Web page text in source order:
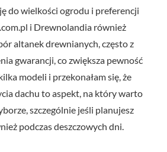
do wielkości ogrodu i preferencji
i Drewnolandia również
altanek drewnianych, często z
gwarancji, co zwiększa pewność
modeli i przekonałam się, że
dachu to aspekt, na który warto
szczególnie jeśli planujesz
podczas deszczowych dni.